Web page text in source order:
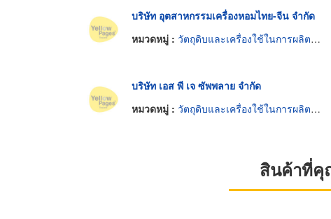
บริษัท อุตสาหกรรมเครื่องหอมไทย-จีน จำกัด
หมวดหมู่ : วัตถุดิบและเครื่องใช้ในการผลิตน้ำหอม
บริษัท เอส พี เจ ซัพพลาย จำกัด
หมวดหมู่ : วัตถุดิบและเครื่องใช้ในการผลิตน้ำหอม
สินค้าที่คุ